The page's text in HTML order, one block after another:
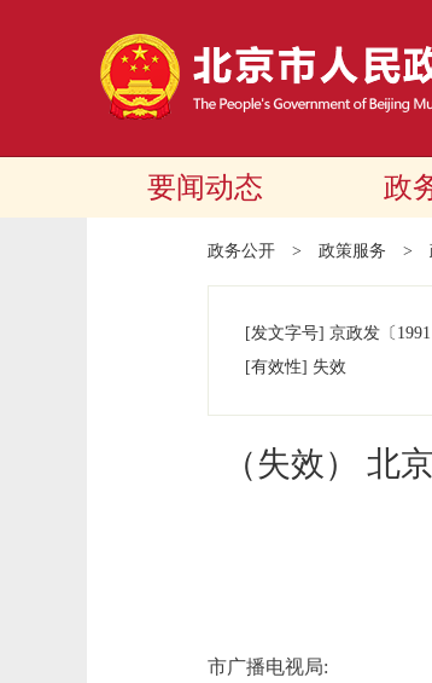
要闻动态 政
政务公开 > 政策服务 >
[发文字号] 京政发 〔1991
[有效性] 失效
（失效） 北
市广播电视局: